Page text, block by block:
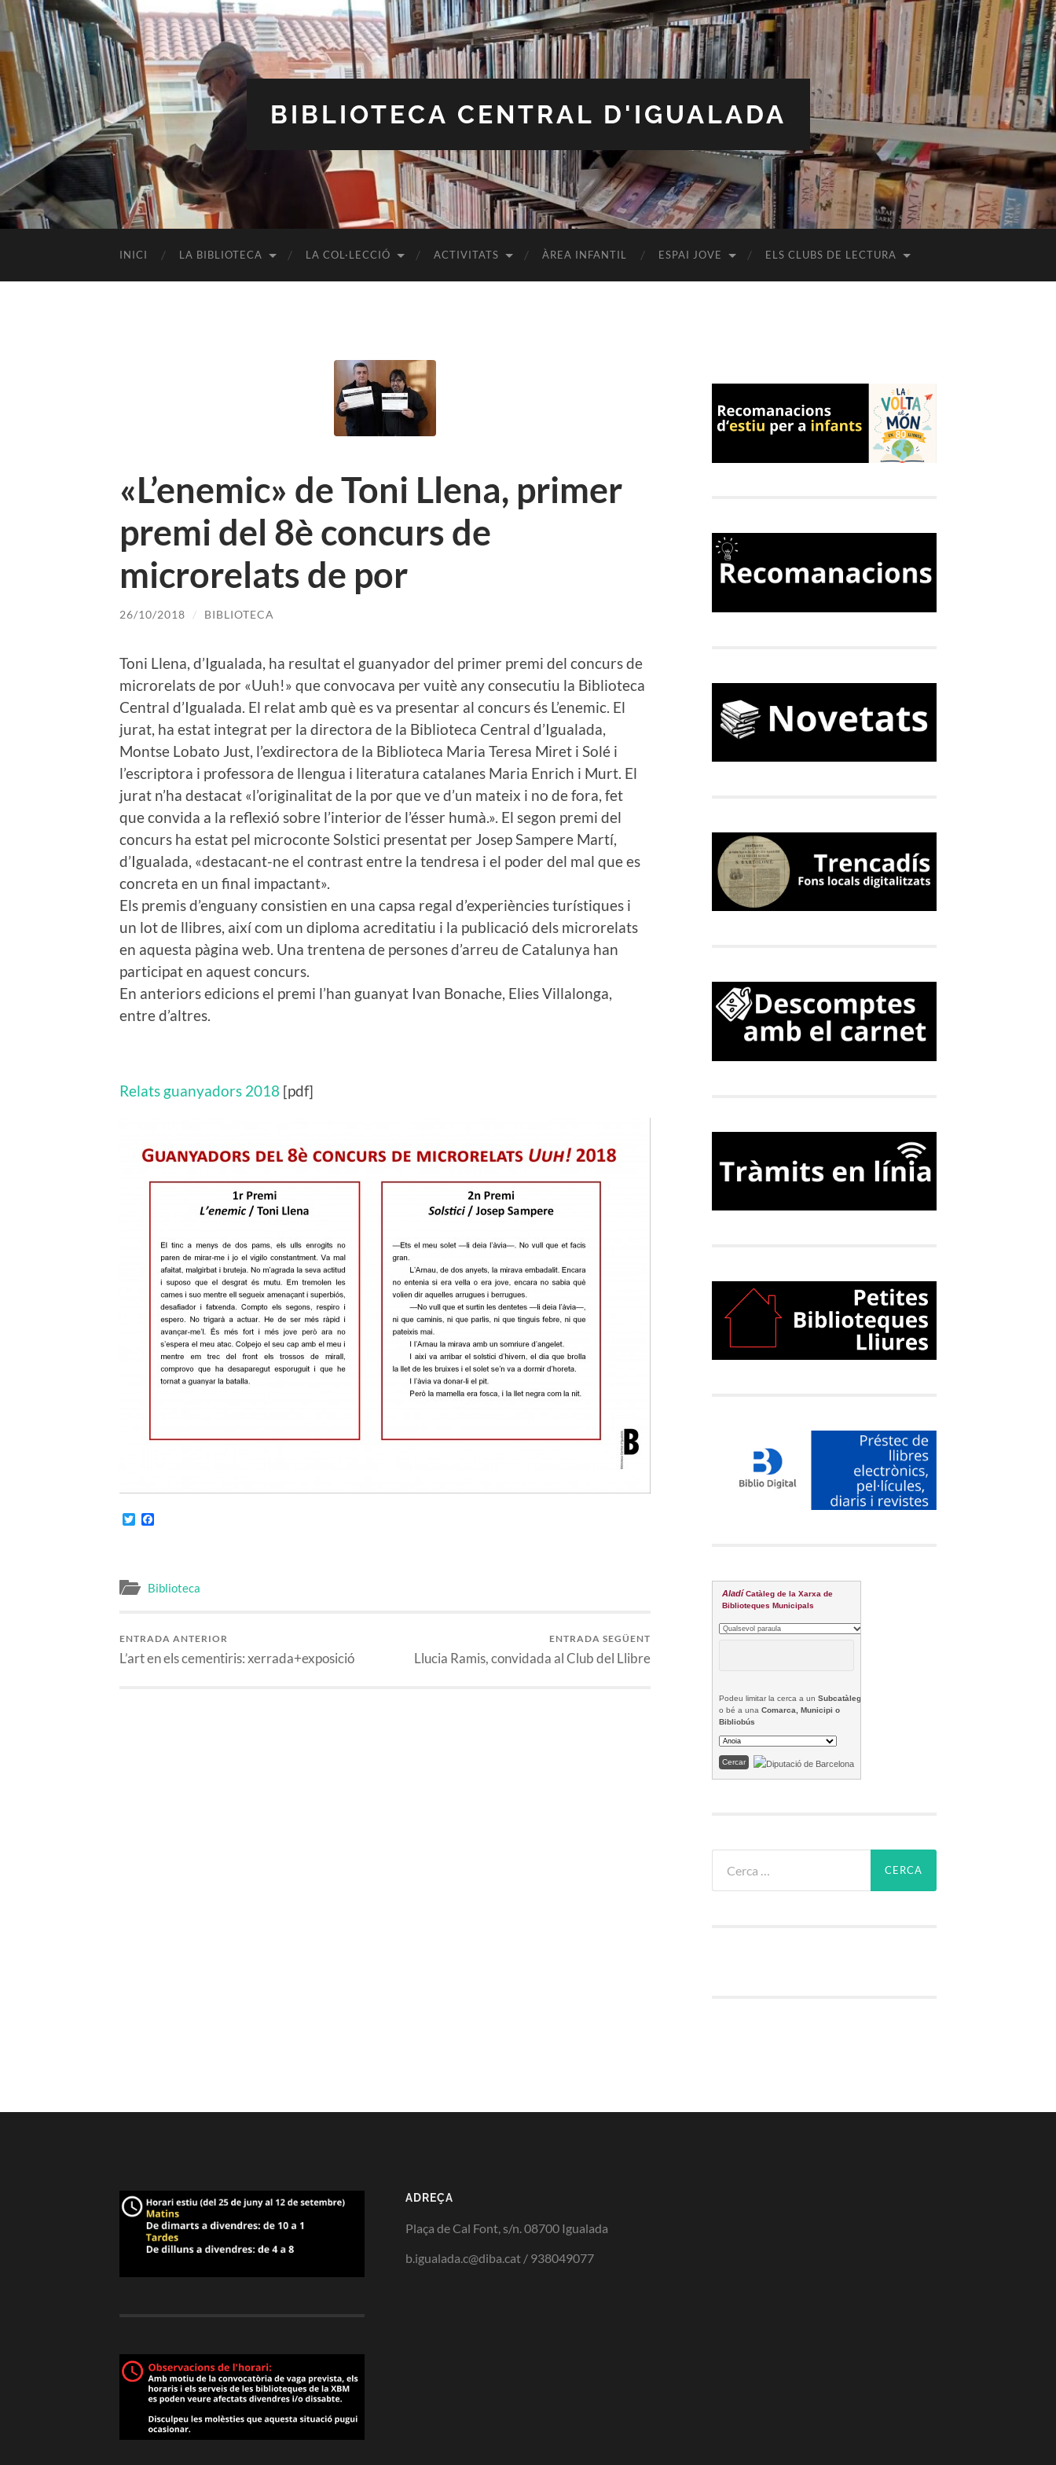
BIBLIOTECA CENTRAL D'IGUALADA
INICI LA BIBLIOTECA LA COL·LECCIÓ ACTIVITATS ÀREA INFANTIL ESPAI JOVE ELS CLUBS DE LECTURA
«L’enemic» de Toni Llena, primer
premi del 8è concurs de
microrelats de por
26/10/2018 / BIBLIOTECA
Toni Llena, d’Igualada, ha resultat el guanyador del primer premi del concurs de
microrelats de por «Uuh!» que convocava per vuitè any consecutiu la Biblioteca
Central d’Igualada. El relat amb què es va presentar al concurs és L’enemic. El
jurat, ha estat integrat per la directora de la Biblioteca Central d’Igualada,
Montse Lobato Just, l’exdirectora de la Biblioteca Maria Teresa Miret i Solé i
l’escriptora i professora de llengua i literatura catalanes Maria Enrich i Murt. El
jurat n’ha destacat «l’originalitat de la por que ve d’un mateix i no de fora, fet
que convida a la reflexió sobre l’interior de l’ésser humà.». El segon premi del
concurs ha estat pel microconte Solstici presentat per Josep Sampere Martí,
d’Igualada, «destacant-ne el contrast entre la tendresa i el poder del mal que es
concreta en un final impactant».
Els premis d’enguany consistien en una capsa regal d’experiències turístiques i
un lot de llibres, així com un diploma acreditatiu i la publicació dels microrelats
en aquesta pàgina web. Una trentena de persones d’arreu de Catalunya han
participat en aquest concurs.
En anteriors edicions el premi l’han guanyat Ivan Bonache, Elies Villalonga,
entre d’altres.
Relats guanyadors 2018 [pdf]
Twitter
Biblioteca
ENTRADA ANTERIOR
L’art en els cementiris: xerrada+exposició
ENTRADA SEGÜENT
Llucia Ramis, convidada al Club del Llibre
Aladí Catàleg de la Xarxa de
Biblioteques Municipals
Podeu limitar la cerca a un Subcatàleg
o bé a una Comarca, Municipi o
Bibliobús
ADREÇA
Plaça de Cal Font, s/n. 08700 Igualada
b.igualada.c@diba.cat / 938049077